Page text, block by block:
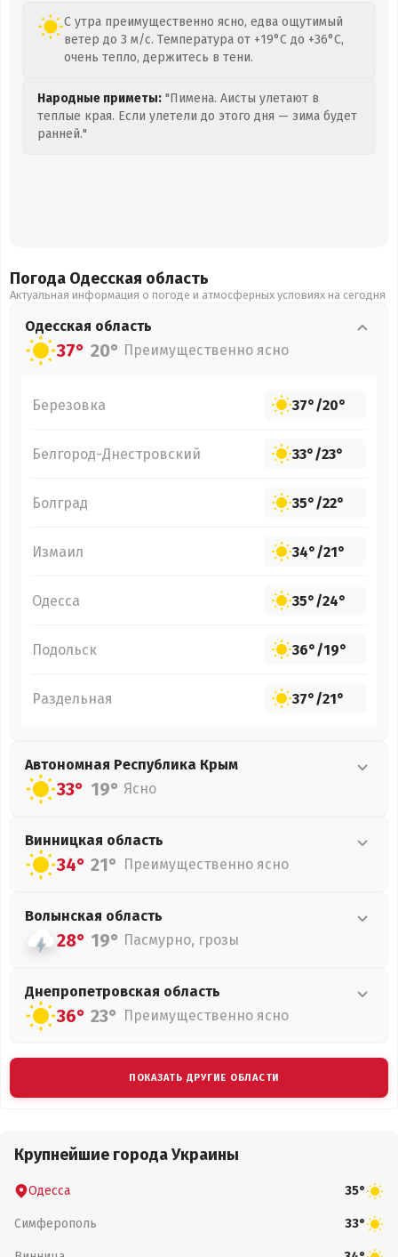
С утра преимущественно ясно, едва ощутимый
ветер до 3 м/с. Температура от +19°C до +36°C,
очень тепло, держитесь в тени.
Народные приметы: "Пимена. Аисты улетают в
теплые края. Если улетели до этого дня — зима будет
ранней."
Погода Одесская область
Актуальная информация о погоде и атмосферных условиях на сегодня
Одесская область
37° 20° Преимущественно ясно
Березовка 37°/20°
Белгород-Днестровский 33°/23°
Болград 35°/22°
Измаил 34°/21°
Одесса 35°/24°
Подольск 36°/19°
Раздельная 37°/21°
Автономная Республика Крым
33° 19° Ясно
Винницкая область
34° 21° Преимущественно ясно
Волынская область
28° 19° Пасмурно, грозы
Днепропетровская область
36° 23° Преимущественно ясно
ПОКАЗАТЬ ДРУГИЕ ОБЛАСТИ
Крупнейшие города Украины
Одесса 35°
Симферополь 33°